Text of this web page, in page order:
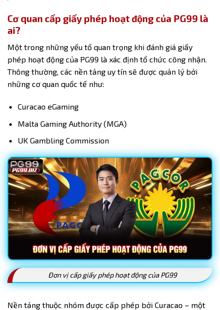
Cơ quan cấp giấy phép hoạt động của PG99 là
ai?
Một trong những yếu tố quan trọng khi đánh giá giấy
phép hoạt động của PG99 là xác định tổ chức công nhận.
Thông thường, các nền tảng uy tín sẽ được quản lý bởi
những cơ quan quốc tế như:
Curacao eGaming
Malta Gaming Authority (MGA)
UK Gambling Commission
Đơn vị cấp giấy phép hoạt động của PG99
Nền tảng thuộc nhóm được cấp phép bởi Curacao – một